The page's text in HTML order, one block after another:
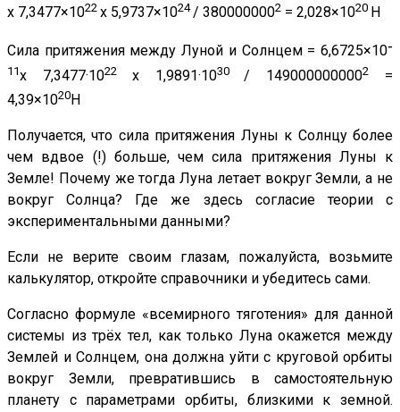
х 7,3477×1022 х 5,9737×1024/ 3800000002 = 2,028×1020 H
Сила притяжения между Луной и Солнцем = 6,6725×10-
11х 7,3477·1022 х 1,9891·1030 / 1490000000002
=
4,39×1020 H
Получается, что сила притяжения Луны к Солнцу более
чем вдвое (!) больше, чем сила притяжения Луны к
Земле! Почему же тогда Луна летает вокруг Земли, а не
вокруг Солнца? Где же здесь согласие теории с
экспериментальными данными?
Если не верите своим глазам, пожалуйста, возьмите
калькулятор, откройте справочники и убедитесь сами.
Согласно формуле «всемирного тяготения» для данной
системы из трёх тел, как только Луна окажется между
Землей и Солнцем, она должна уйти с круговой орбиты
вокруг Земли, превратившись в самостоятельную
планету с параметрами орбиты, близкими к земной.